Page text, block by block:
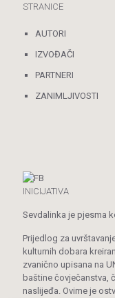
STRANICE
AUTORI
IZVOĐAČI
PARTNERI
ZANIMLJIVOSTI
INICIJATIVA
Sevdalinka je pjesma
Prijedlog za
kulturnih dobara
zvanično upisana na
baštine čovječanstva,
naslijeđa. Ovime je